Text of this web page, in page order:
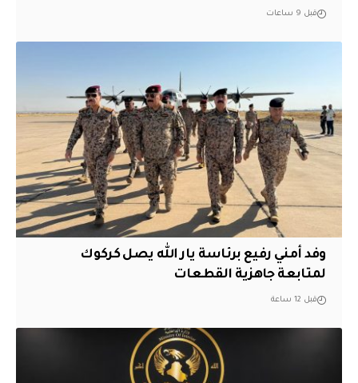
قبل 9 ساعات
وفد أمني رفيع برئاسة يار الله يصل كركوك
لمتابعة جاهزية القطعات
قبل 12 ساعة